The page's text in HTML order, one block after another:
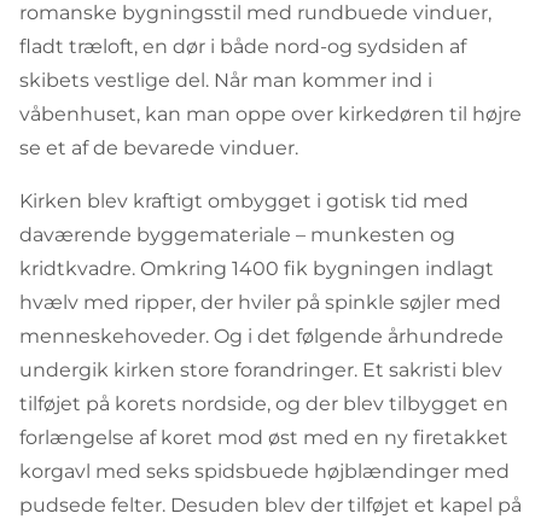
romanske bygningsstil med rundbuede vinduer,
fladt træloft, en dør i både nord-og sydsiden af
skibets vestlige del. Når man kommer ind i
våbenhuset, kan man oppe over kirkedøren til højre
se et af de bevarede vinduer.
Kirken blev kraftigt ombygget i gotisk tid med
daværende byggemateriale – munkesten og
kridtkvadre. Omkring 1400 fik bygningen indlagt
hvælv med ripper, der hviler på spinkle søjler med
menneskehoveder. Og i det følgende århundrede
undergik kirken store forandringer. Et sakristi blev
tilføjet på korets nordside, og der blev tilbygget en
forlængelse af koret mod øst med en ny firetakket
korgavl med seks spidsbuede højblændinger med
pudsede felter. Desuden blev der tilføjet et kapel på